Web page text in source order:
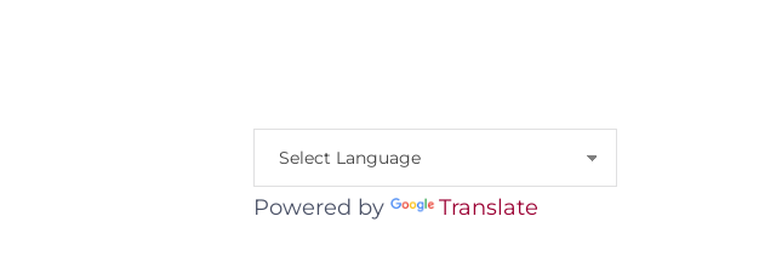
Powered by Translate